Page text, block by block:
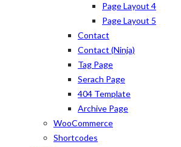
Page Layout 4
Page Layout 5
Contact
Contact (ninja)
Tag Page
Serach Page
404 Template
Archive Page
WooCommerce
Shortcodes